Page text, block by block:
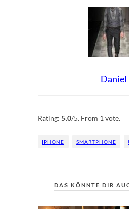
Daniel
Rating: 5.0/5. From 1 vote.
IPHONE SMARTPHONE
DAS KÖNNTE DIR